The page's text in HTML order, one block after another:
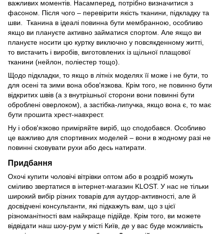
важливих моментів. Насамперед, потрібно визначитися з
фасоном. Після чого – перевірити якість тканини, підкладку та
шви. Тканина в ідеалі повинна бути мембранною, особливо
якщо ви плануєте активно займатися спортом. Але якщо ви
плануєте носити цю куртку виключно у повсякденному житті,
то вистачить і виробів, виготовлених із щільної плащової
тканини (нейлон, поліестер тощо).
Щодо підкладки, то якщо в літніх моделях її може і не бути, то
для осені та зими вона обов'язкова. Крім того, не повинно бути
відкритих швів (а з внутрішньої сторони вони повинні бути
оброблені оверлоком), а застібка-липучка, якщо вона є, то має
бути прошита хрест-навхрест.
Ну і обов'язково приміряйте виріб, що сподобався. Особливо
це важливо для спортивних моделей – вони в жодному разі не
повинні сковувати рухи або десь натирати.
Придбання
Охочі купити чоловічі вітрівки оптом або в роздріб можуть
сміливо звертатися в інтернет-магазин KLOST. У нас не тільки
широкий вибір різних товарів для аутдор-активності, але й
досвідчені консультанти, які підкажуть вам, що з цієї
різноманітності вам найкраще підійде. Крім того, ви можете
відвідати наш шоу-рум у місті Київ, де у вас буде можливість